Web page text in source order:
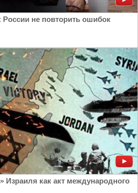
России не повторить ошибок
Израиля как акт международного